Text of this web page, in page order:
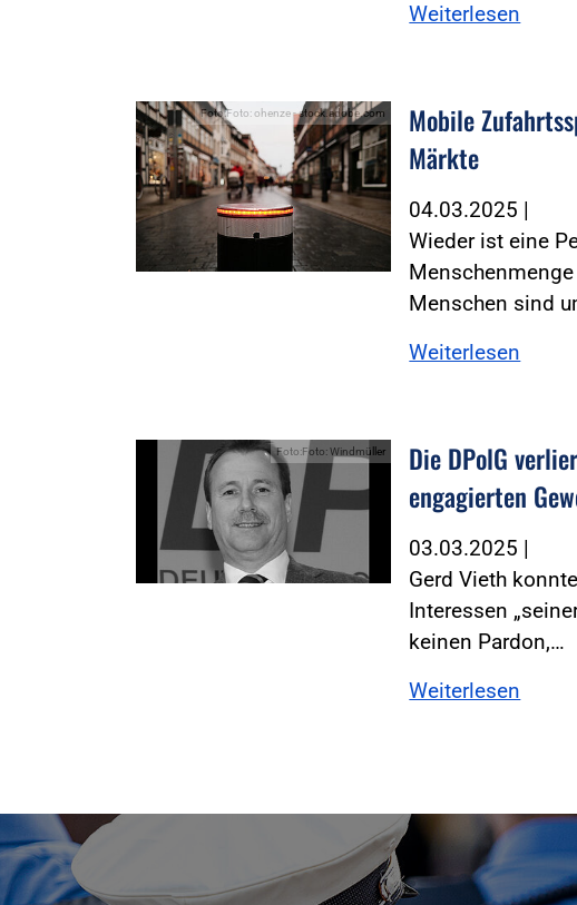
Weiterlesen
Foto:Foto: ohenze - stock.adobe.com
Mobile
Märkte
04.03.2025 |
Wieder ist eine
Menschen sind
Weiterlesen
Foto:Foto: Windmüller
Die DPolG
engagierten
03.03.2025 |
Gerd Vieth
Interessen
keinen Pardon,…
Weiterlesen